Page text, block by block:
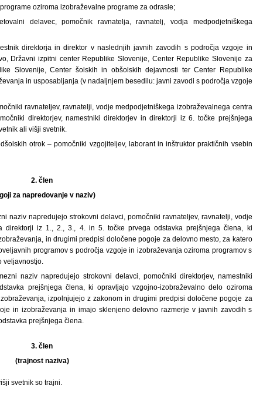
oziroma izobraževalne programe za odrasle;
delavec, pomočnik ravnatelja, ravnatelj, vodja medpodjetniškega
direktorja in direktor v naslednjih javnih zavodih s področja vzgoje in
Državni izpitni center Republike Slovenije, Center Republike Slovenije za
Slovenije, Center šolskih in obšolskih dejavnosti ter Center Republike
in usposabljanja (v nadaljnjem besedilu: javni zavodi s področja vzgoje
ravnateljev, ravnatelji, vodje medpodjetniškega izobraževalnega centra
direktorjev, namestniki direktorjev in direktorji iz 6. točke prejšnjega
ali višji svetnik.
otrok – pomočniki vzgojiteljev, laborant in inštruktor praktičnih vsebin
2. člen
za napredovanje v naziv)
naziv napredujejo strokovni delavci, pomočniki ravnateljev, ravnatelji, vodje
direktorji iz 1., 2., 3., 4. in 5. točke prvega odstavka prejšnjega člena, ki
in drugimi predpisi določene pogoje za delovno mesto, za katero
programov s področja vzgoje in izobraževanja oziroma programov s
veljavnostjo.
naziv napredujejo strokovni delavci, pomočniki direktorjev, namestniki
prejšnjega člena, ki opravljajo vzgojno-izobraževalno delo oziroma
izpolnjujejo z zakonom in drugimi predpisi določene pogoje za
in izobraževanja in imajo sklenjeno delovno razmerje v javnih zavodih s
prejšnjega člena.
3. člen
(trajnost naziva)
svetnik so trajni.